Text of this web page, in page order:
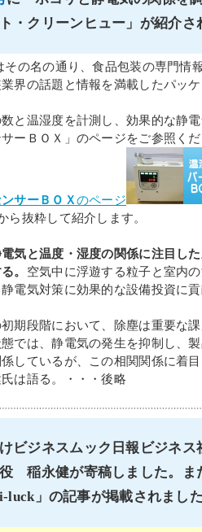
ト・クリーンヒュー」が紹介さ
その名の通り、食品包装の専門情
界の話題と情報を満載したパッ
と温湿度を計測し、効果的な静
ーＢＯＸ」のページをご参照く
サーＢＯＸのページ
ら抜粋して紹介します。
気と温度・湿度の関係に注目し
。 空気中に浮遊する粒子と室内
電気対策に効果的な設備投資に
初期段階において、除塵は重要な
では、静電気の発生を抑制し、
しているが、この相関関係に着
は語る。・・・後略
ビジネスムック日報ビジネ
稲永健が寄稿しました。ま
luck」の記事が掲載されまし